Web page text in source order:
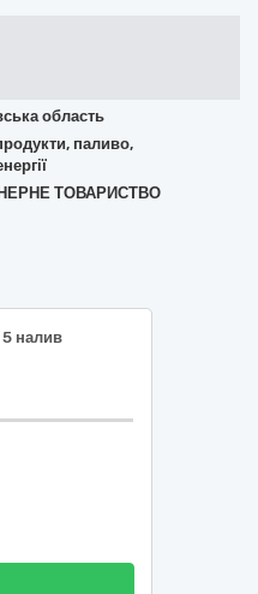
область
паливо,
ТОВАРИСТВО
налив